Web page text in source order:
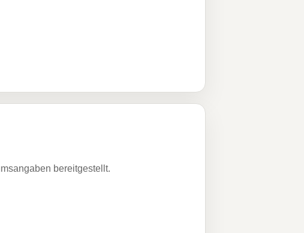
bereitgestellt.